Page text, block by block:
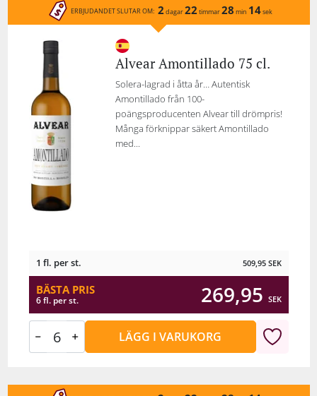
ERBJUDANDET SLUTAR OM: 2 dagar22 timmar28 min 14sek
Alvear Amontillado 75 cl.
Solera-lagrad i åtta år… Autentisk
Amontillado från 100-
poängsproducenten Alvear till drömpris!
Många förknippar säkert Amontillado
med...
1 fl. per st. 509,95 SEK
BÄSTA PRIS
6 fl. per st. 269,95 SEK
LÄGG I VARUKORG